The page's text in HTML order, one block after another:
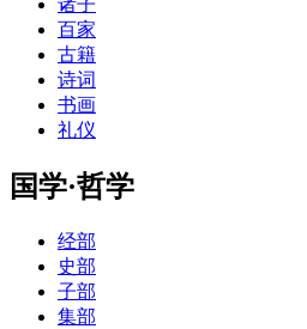
诸子
百家
古籍
诗词
书画
礼仪
国学·哲学
经部
史部
子部
集部